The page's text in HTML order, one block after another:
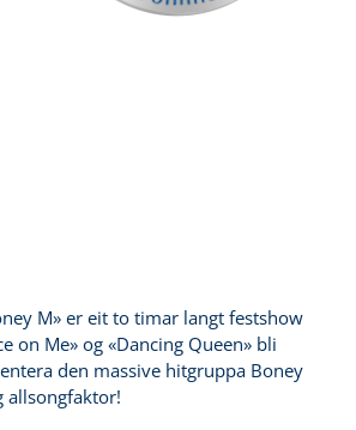
M» er eit to timar langt festshow
on Me» og «Dancing Queen» bli
den massive hitgruppa Boney
allsongfaktor!